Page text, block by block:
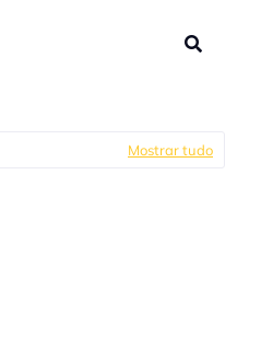
Mostrar tudo